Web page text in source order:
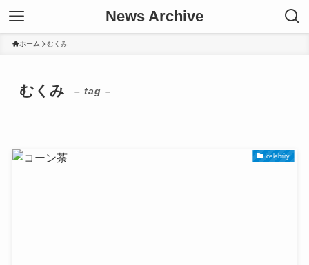
News Archive
ホーム むくみ
むくみ – tag –
celebrity